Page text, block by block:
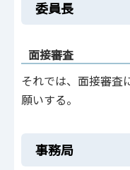
委員長
面接審査
それでは、面接審査
願いする。
事務局